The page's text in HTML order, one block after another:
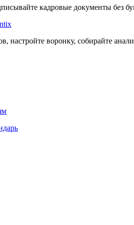
кадровые документы без
настройте воронку, собирайте